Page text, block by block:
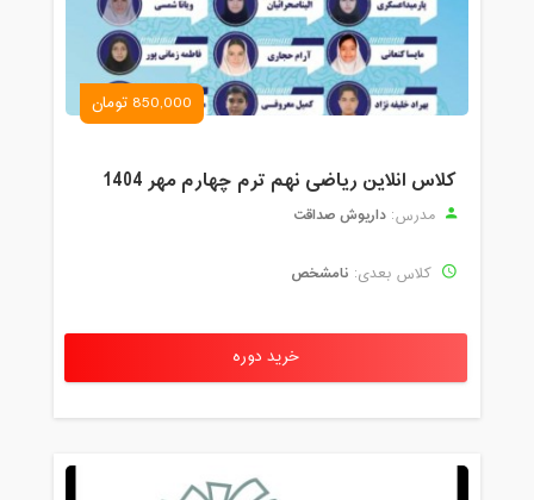
850,000 تومان
کلاس انلاین ریاضی نهم ترم چهارم مهر 1404
مدرس: داریوش صداقت
کلاس بعدی: نامشخص
خرید دوره